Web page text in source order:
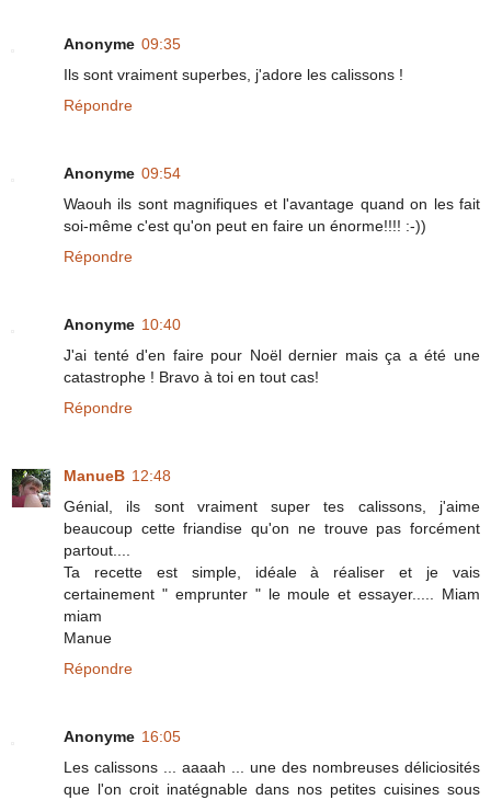
Anonyme 09:35
Ils sont vraiment superbes, j'adore les calissons !
Répondre
Anonyme 09:54
Waouh ils sont magnifiques et l'avantage quand on les fait
soi-même c'est qu'on peut en faire un énorme!!!! :-))
Répondre
Anonyme 10:40
J'ai tenté d'en faire pour Noël dernier mais ça a été une
catastrophe ! Bravo à toi en tout cas!
Répondre
ManueB 12:48
Génial, ils sont vraiment super tes calissons, j'aime
beaucoup cette friandise qu'on ne trouve pas forcément
partout....
Ta recette est simple, idéale à réaliser et je vais
certainement " emprunter " le moule et essayer..... Miam
miam
Manue
Répondre
Anonyme 16:05
Les calissons ... aaaah ... une des nombreuses déliciosités
que l'on croit inatégnable dans nos petites cuisines sous